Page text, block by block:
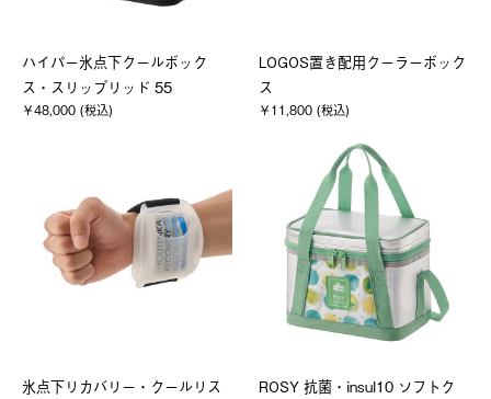
ハイパー氷点下クールボック
ス・スリップリッド 55
￥48,000 (税込)
LOGOS置き配用クーラーボック
ス
￥11,800 (税込)
氷点下リカバリー・クールリス
ROSY 抗菌・insul10 ソフトク